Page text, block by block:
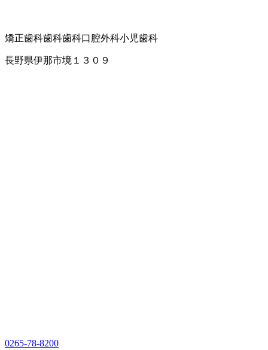
矯正歯科歯科歯科口腔外科小児歯科
長野県伊那市境１３０９
0265-78-8200